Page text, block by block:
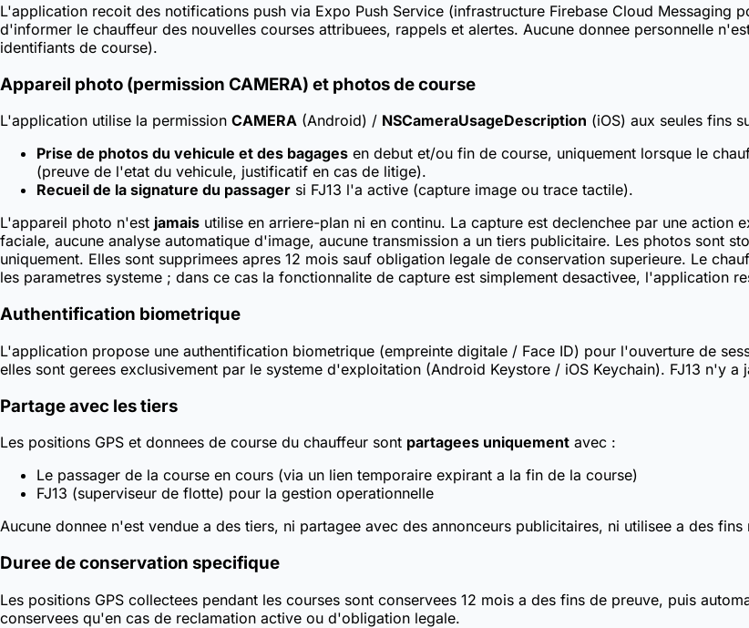
L'application recoit des notifications push via Expo Push Service (infrastructure Firebase Cloud Messaging
d'informer le chauffeur des nouvelles courses attribuees, rappels et alertes. Aucune donnee personnelle
identifiants de course).
Appareil photo (permission CAMERA) et photos de course
L'application utilise la permission CAMERA (Android) / NSCameraUsageDescription (iOS) aux seules fins
Prise de photos du vehicule et des bagages en debut et/ou fin de course, uniquement lorsque le
(preuve de l'etat du vehicule, justificatif en cas de litige).
Recueil de la signature du passager si FJ13 l'a active (capture image ou trace tactile).
L'appareil photo n'est jamais utilise en arriere-plan ni en continu. La capture est declenchee par une
faciale, aucune analyse automatique d'image, aucune transmission a un tiers publicitaire. Les photos sont
uniquement. Elles sont supprimees apres 12 mois sauf obligation legale de conservation superieure. Le
les parametres systeme ; dans ce cas la fonctionnalite de capture est simplement desactivee, l'application
Authentification biometrique
L'application propose une authentification biometrique (empreinte digitale / Face ID) pour l'ouverture de
elles sont gerees exclusivement par le systeme d'exploitation (Android Keystore / iOS Keychain). FJ13 n'y a
Partage avec les tiers
Les positions GPS et donnees de course du chauffeur sont partagees uniquement avec :
Le passager de la course en cours (via un lien temporaire expirant a la fin de la course)
FJ13 (superviseur de flotte) pour la gestion operationnelle
Aucune donnee n'est vendue a des tiers, ni partagee avec des annonceurs publicitaires, ni utilisee a des fins
Duree de conservation specifique
Les positions GPS collectees pendant les courses sont conservees 12 mois a des fins de preuve, puis
conservees qu'en cas de reclamation active ou d'obligation legale.